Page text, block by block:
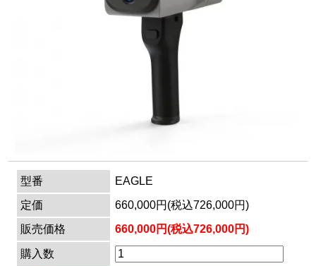
法人窓口
マイページ
カートを見る
型番
EAGLE
定価
660,000円(税込726,000円)
販売価格
660,000円(税込726,000円)
購入数